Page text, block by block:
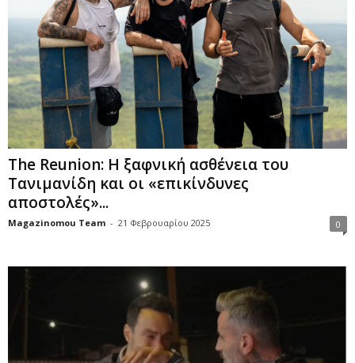
The Reunion: Η ξαφνική ασθένεια του
Τανιμανίδη και οι «επικίνδυνες
αποστολές»...
Magazinomou Team - 21 Φεβρουαρίου 2025 0